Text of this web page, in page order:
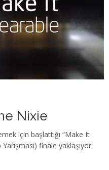
Nixie
için başlattığı “Make It
finale yaklaşıyor.